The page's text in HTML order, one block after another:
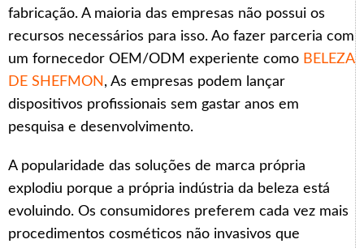
fabricação. A maioria das empresas não possui os
recursos necessários para isso. Ao fazer parceria com
um fornecedor OEM/ODM experiente como BELEZA
DE SHEFMON , As empresas podem lançar
dispositivos profissionais sem gastar anos em
pesquisa e desenvolvimento.
A popularidade das soluções de marca própria
explodiu porque a própria indústria da beleza está
evoluindo. Os consumidores preferem cada vez mais
procedimentos cosméticos não invasivos que